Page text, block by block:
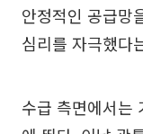
안정적인 공급망
심리를 자극했다
수급 측면에서는